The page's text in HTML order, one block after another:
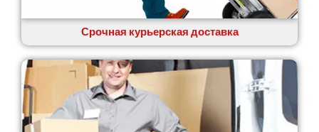
Срочная курьерская доставка